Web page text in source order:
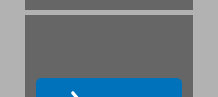
שער ראשון: בזכוכית מגדלת ... 17